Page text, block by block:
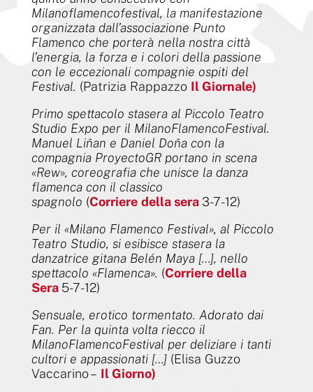
Milanoflamencofestival, la manifestazione
organizzata dall’associazione Punto
Flamenco che porterà nella nostra città
l’energia, la forza e i colori della passione
con le eccezionali compagnie ospiti del
Festival. (Patrizia Rappazzo Il Giornale)
Primo spettacolo stasera al Piccolo Teatro
Studio Expo per il MilanoFlamencoFestival.
Manuel Liñan e Daniel Doña con la
compagnia ProyectoGR portano in scena
«Rew», coreografia che unisce la danza
flamenca con il classico
spagnolo (Corriere della sera 3-7-12)
Per il «Milano Flamenco Festival», al Piccolo
Teatro Studio, si esibisce stasera la
danzatrice gitana Belén Maya […], nello
spettacolo «Flamenca». (Corriere della
Sera 5-7-12)
Sensuale, erotico tormentato. Adorato dai
Fan. Per la quinta volta riecco il
MilanoFlamencoFestival per deliziare i tanti
cultori e appassionati […] (Elisa Guzzo
Vaccarino – Il Giorno)